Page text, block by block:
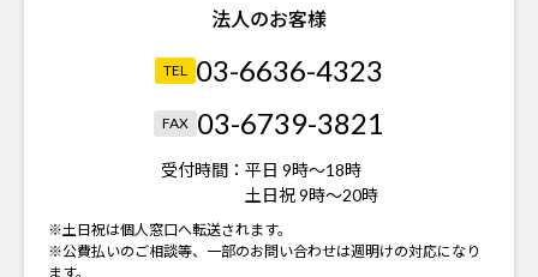
法人のお客様
TEL 03-6636-4323
FAX 03-6739-3821
受付時間： 平日 9時～18時
土日祝 9時～20時
※土日祝は個人窓口へ転送されます。
※公費払いのご相談等、一部のお問い合わせは週明けの対応になり
ます。